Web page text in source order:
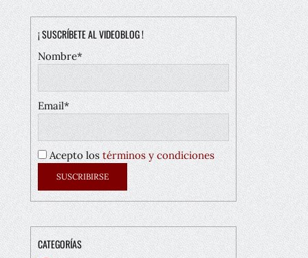
¡ SUSCRÍBETE AL VIDEOBLOG !
Nombre*
Email*
Acepto lostérminos y condiciones
CATEGORÍAS